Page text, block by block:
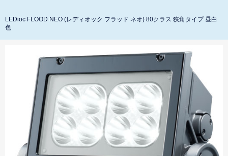
LEDioc FLOOD NEO (レディオック フラッド ネオ) 80クラス 狭角タイプ 昼白
色